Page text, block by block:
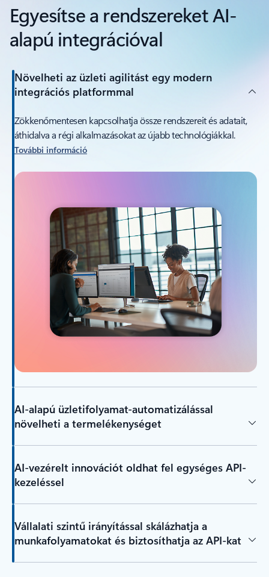
Egyesítse a rendszereket AI-
alapú integrációval
Növelheti az üzleti agilitást egy modern
integrációs platformmal
Zökkenőmentesen kapcsolhatja össze rendszereit és adatait,
áthidalva a régi alkalmazásokat az újabb technológiákkal.
További információ
AI-alapú üzletifolyamat-automatizálással
növelheti a termelékenységet
AI-vezérelt innovációt oldhat fel egységes API-
kezeléssel
Vállalati szintű irányítással skálázhatja a
munkafolyamatokat és biztosíthatja az API-kat